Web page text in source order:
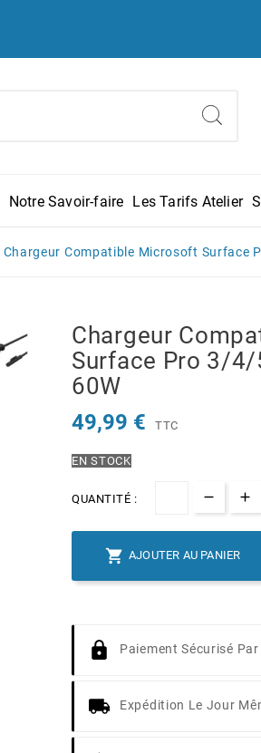
Notre Savoir-faire Les Tarifs Atelier
Chargeur Compatible Microsoft Surface
Chargeur
Surface Pro 3/
60W
49,99 € TTC
EN STOCK
QUANTITÉ :
 AJOUTER AU PANIER
Paiement Sécurisé Par
Expédition Le Jour